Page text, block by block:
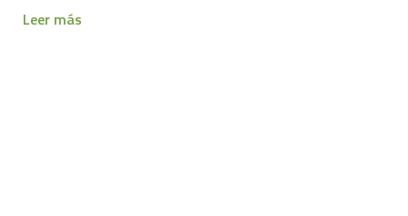
Leer más